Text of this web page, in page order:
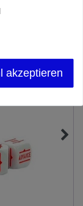
akzeptieren